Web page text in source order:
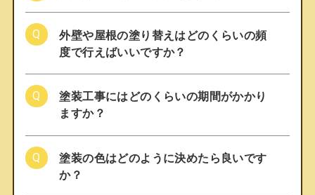
外壁や屋根の塗り替えはどのくらいの頻
度で行えばいいですか？
塗装工事にはどのくらいの期間がかかり
ますか？
塗装の色はどのように決めたら良いです
か？